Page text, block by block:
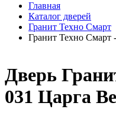
Главная
Каталог дверей
Гранит Техно Смарт
Гранит Техно Смарт
Дверь
031 Царга